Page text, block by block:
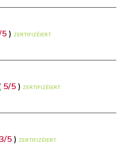
5) ZERTIFIZÉIERT
5/5) ZERTIFIZÉIERT
3/5) ZERTIFIZÉIERT